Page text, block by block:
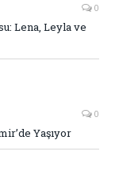
0
Lena, Leyla ve
0
Yaşıyor